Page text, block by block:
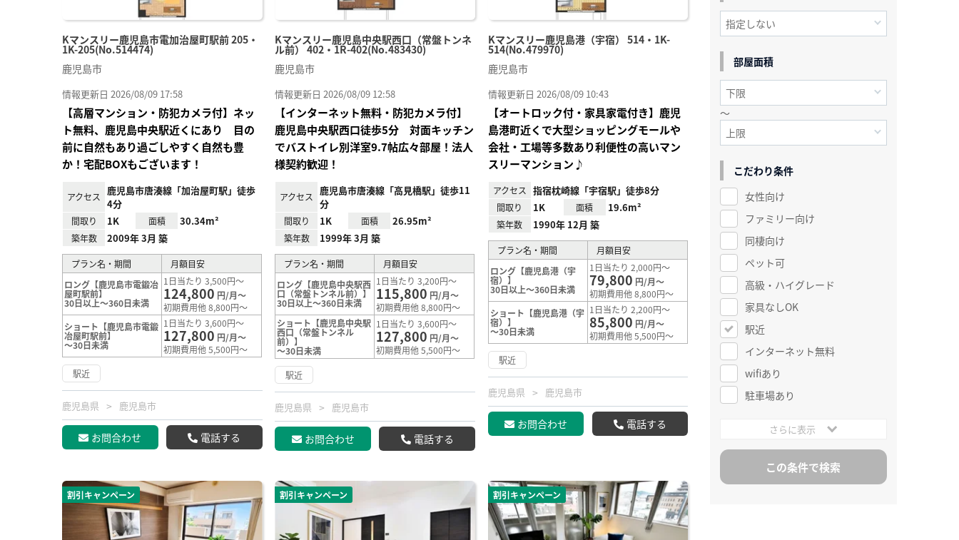
Kマンスリー鹿児島市電加治屋町駅前 205・
1K-205(No.514474)
鹿児島市
情報更新日 2026/08/09 17:58
【高層マンション・防犯カメラ付】ネッ
ト無料、鹿児島中央駅近くにあり 目の
前に自然もあり過ごしやすく自然も豊
か！宅配BOXもございます！
アクセス
鹿児島市唐湊線「加治屋町駅」徒歩
4分
間取り 1K 面積 30.34m²
築年数 2009年 3月 築
プラン名・期間
月額目安
ロング【鹿児島市電鍛冶
屋町駅前】
30日以上～360日未満
1日当たり 3,500円～
124,800 円/月～
初期費用他 8,800円～
ショート【鹿児島市電鍛
冶屋町駅前】
～30日未満
1日当たり 3,600円～
127,800 円/月～
初期費用他 5,500円～
駅近
鹿児島県 鹿児島市
お問合わせ 電話する
Kマンスリー鹿児島中央駅西口（常盤トンネ
ル前） 402・1R-402(No.483430)
鹿児島市
情報更新日 2026/08/09 12:58
【インターネット無料・防犯カメラ付】
鹿児島中央駅西口徒歩5分 対面キッチン
でバストイレ別洋室9.7帖広々部屋！法人
様契約歓迎！
アクセス
鹿児島市唐湊線「高見橋駅」徒歩11
分
間取り 1K 面積 26.95m²
築年数 1999年 3月 築
プラン名・期間
月額目安
ロング【鹿児島中央駅西
口（常盤トンネル前）】
30日以上～360日未満
1日当たり 3,200円～
115,800 円/月～
初期費用他 8,800円～
ショート【鹿児島中央駅
西口（常盤トンネル
前）】
～30日未満
1日当たり 3,600円～
127,800 円/月～
初期費用他 5,500円～
駅近
鹿児島県 鹿児島市
お問合わせ 電話する
Kマンスリー鹿児島港（宇宿） 514・1K-
514(No.479970)
鹿児島市
情報更新日 2026/08/09 10:43
【オートロック付・家具家電付き】鹿児
島港町近くで大型ショッピングモールや
会社・工場等多数あり利便性の高いマン
スリーマンション♪
アクセス 指宿枕崎線「宇宿駅」徒歩8分
間取り 1K 面積 19.6m²
築年数 1990年 12月 築
プラン名・期間
月額目安
ロング【鹿児島港（宇
宿）】
30日以上～360日未満
1日当たり 2,000円～
79,800 円/月～
初期費用他 8,800円～
ショート【鹿児島港（宇
宿）】
～30日未満
1日当たり 2,200円～
85,800 円/月～
初期費用他 5,500円～
駅近
鹿児島県 鹿児島市
お問合わせ 電話する
割引キャンペーン 割引キャンペーン 割引キャンペーン
部屋面積
～
こだわり条件
女性向け
ファミリー向け
同棲向け
ペット可
高級・ハイグレード
家具なしOK
駅近
インターネット無料
wifiあり
駐車場あり
さらに表示